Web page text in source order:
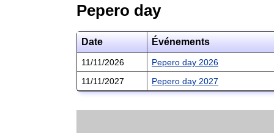
Pepero day
Date Événements
11/11/2026
Pepero day 2026
11/11/2027
Pepero day 2027